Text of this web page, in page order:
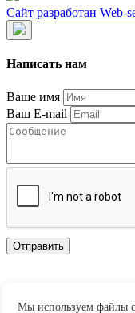
Сайт разработан Web-
Написать нам
Ваше имя
Ваш E-mail
Отправить
хранение персональных данных.
Мы используем файлы